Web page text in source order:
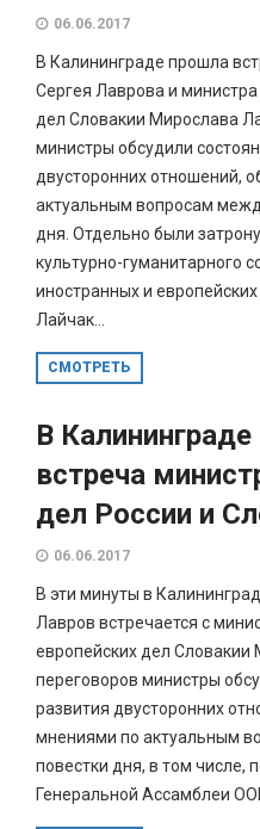
06.06.2017
В Калининграде прошла
Сергея Лаврова и
дел Словакии Мирослава
министры обсудили
двусторонних отношений,
актуальным вопросам
дня. Отдельно были
культурно-гуманитарного
иностранных и
Лайчак...
СМОТРЕТЬ
В
встреча
дел России и
06.06.2017
В эти минуты в
Лавров встречается с
европейских дел
переговоров министры
развития двусторонних
мнениями по актуальным
повестки дня, в том числе,
Генеральной Ассамблеи